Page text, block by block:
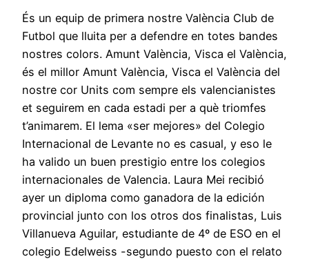
És un equip de primera nostre València Club de
Futbol que lluita per a defendre en totes bandes
nostres colors. Amunt València, Visca el València,
és el millor Amunt València, Visca el València del
nostre cor Units com sempre els valencianistes
et seguirem en cada estadi per a què triomfes
t’animarem. El lema «ser mejores» del Colegio
Internacional de Levante no es casual, y eso le
ha valido un buen prestigio entre los colegios
internacionales de Valencia. Laura Mei recibió
ayer un diploma como ganadora de la edición
provincial junto con los otros dos finalistas, Luis
Villanueva Aguilar, estudiante de 4º de ESO en el
colegio Edelweiss -segundo puesto con el relato